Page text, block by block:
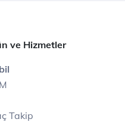
ve Hizmetler
Takip